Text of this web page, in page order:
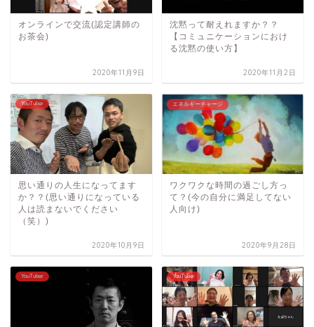
オンラインで交流(認定講師の
お茶会)
2020年11月9日
沈黙って耐えれますか？？
【コミュニケーションにおけ
る沈黙の使い方】
2020年11月2日
YouTuber
思い通りの人生になってます
か？？(思い通りになっている
人は読まないでください
（笑）)
2020年10月9日
エネルギーチャージ
ワクワクな時間の過ごし方っ
て？(今の自分に満足してない
人向け)
2020年9月28日
YouTuber YouTuber